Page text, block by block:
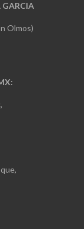
GARCIA
Olmos)